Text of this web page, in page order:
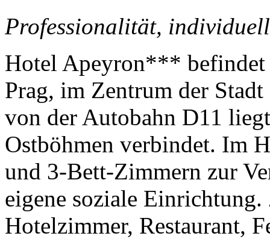
Professionalität,
Hotel Apeyron*** befindet
Prag, im Zentrum der
von der Autobahn D11
Ostböhmen verbindet. Im
und 3-Bett-Zimmern zur
eigene soziale
Hotelzimmer, Restaurant,